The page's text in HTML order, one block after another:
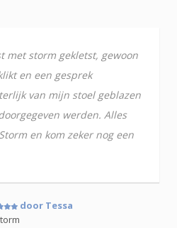
met storm gekletst, gewoon
en een gesprek
van mijn stoel geblazen
werden. Alles
en kom zeker nog een
door Tessa